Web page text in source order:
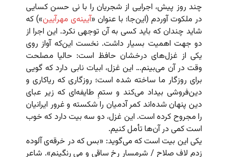
چند روز پیش، اجرایی از شجریان را با نی حسن کسایی
در ملکوت آوردم (این‌جا؛ با عنوان «آیینه‌ی مهر‌آیین») که
شاید چندان که باید کسی به آن توجهی نکرد. این اجرا از
دو جهت اهمیت بسیار داشت. نخست این‌که آواز روی
یکی از غزل‌های درخشان حافظ است: حالیا مصلحت
وقت در آن می‌بینم… این غزل، ابیات نابی دارد که گویی
برای روزگار ما ساخته شده است؛ روزگاری که ریاکاری و
دین‌فروشی بیداد می‌کند و ستمِ طایفه‌ای که زیر عبای
دین پنهان شده‌اند کمر آدمیان را شکسته و غرور ایرانیان
را مجروح کرده است. این غزل، دو سه بیت دارد که خوب
است کمی در آن‌ها تأمل کنیم.
یکی این بیت است که می‌گوید: «بس که در خرقه‌ی آلوده
زدم لاف صلاح / شرمسار رخ ساقی و می رنگینم». شاعر